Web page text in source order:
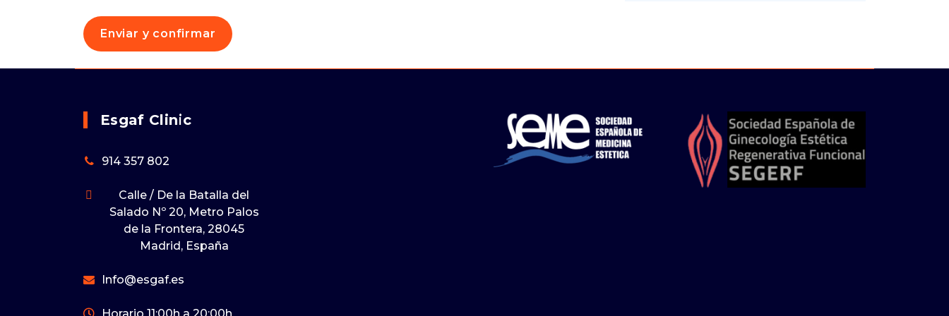
Esgaf Clinic
914 357 802
Calle / De la Batalla del
Salado Nº 20, Metro Palos
de la Frontera, 28045
Madrid, España
Info@esgaf.es